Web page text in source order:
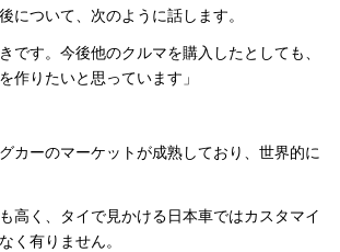
について、次のように話します。
です。今後他のクルマを購入したとしても、
作りたいと思っています」
カーのマーケットが成熟しており、世界的に
高く、タイで見かける日本車ではカスタマイ
く有りません。